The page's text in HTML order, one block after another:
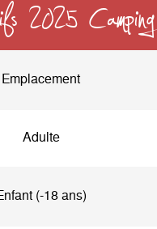
2025 Camping
Emplacement
Adulte
(-18 ans)